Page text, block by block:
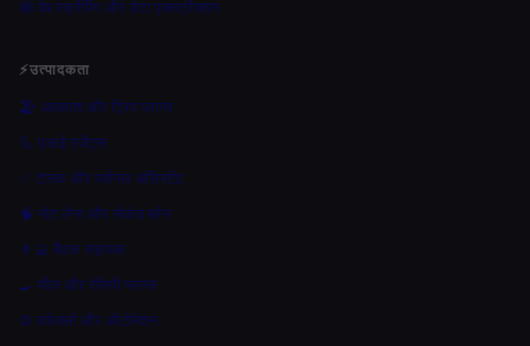
🕸️ वेब स्क्रैपिंग और डेटा एक्सट्रैक्शन
⚡उत्पादकता
🏖 अवकाश और ट्रिप प्लानर
🦾 एआई एजेंट्स
✅ टास्क और पर्सनल असिस्टेंट
🧠 नोट लेना और सेकंड ब्रेन
👨‍💻 बैठक सहायक
🍳 मील और रेसिपी प्लानर
⚙️ वर्कफ़्लो और ऑटोमेशन